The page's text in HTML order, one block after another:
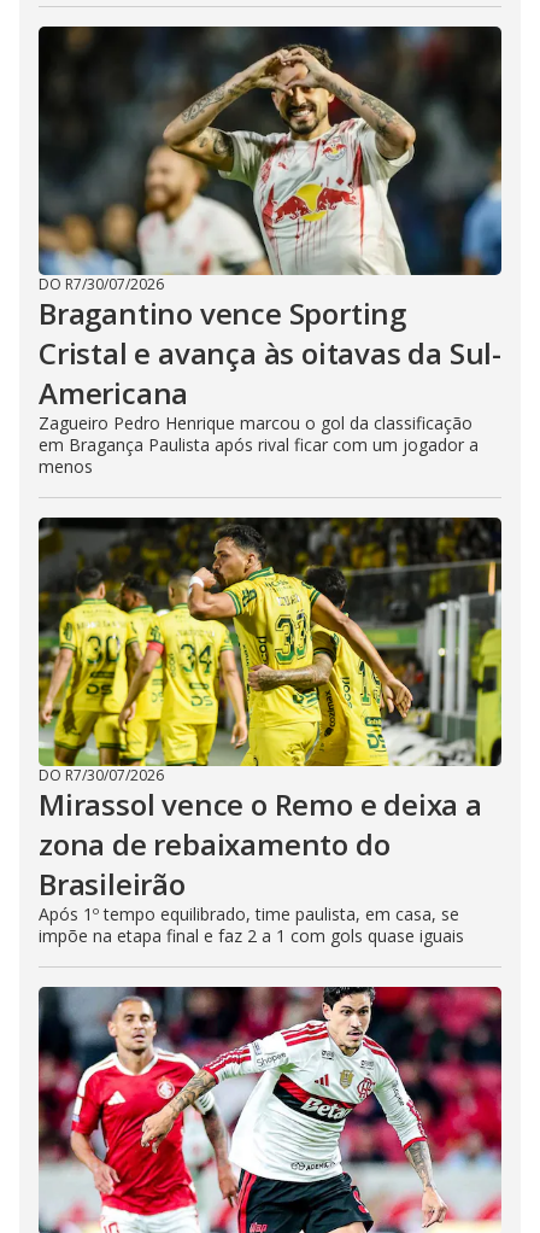
DO R7/30/07/2026
Bragantino vence Sporting
Cristal e avança às oitavas da Sul-
Americana
Zagueiro Pedro Henrique marcou o gol da classificação
em Bragança Paulista após rival ficar com um jogador a
menos
DO R7/30/07/2026
Mirassol vence o Remo e deixa a
zona de rebaixamento do
Brasileirão
Após 1º tempo equilibrado, time paulista, em casa, se
impõe na etapa final e faz 2 a 1 com gols quase iguais